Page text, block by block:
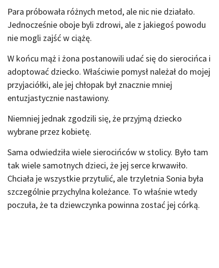
Para próbowała różnych metod, ale nic nie działało.
Jednocześnie oboje byli zdrowi, ale z jakiegoś powodu
nie mogli zajść w ciążę.
W końcu mąż i żona postanowili udać się do sierocińca i
adoptować dziecko. Właściwie pomysł należał do mojej
przyjaciółki, ale jej chłopak był znacznie mniej
entuzjastycznie nastawiony.
Niemniej jednak zgodzili się, że przyjmą dziecko
wybrane przez kobietę.
Sama odwiedziła wiele sierocińców w stolicy. Było tam
tak wiele samotnych dzieci, że jej serce krwawiło.
Chciała je wszystkie przytulić, ale trzyletnia Sonia była
szczególnie przychylna koleżance. To właśnie wtedy
poczuła, że ta dziewczynka powinna zostać jej córką.